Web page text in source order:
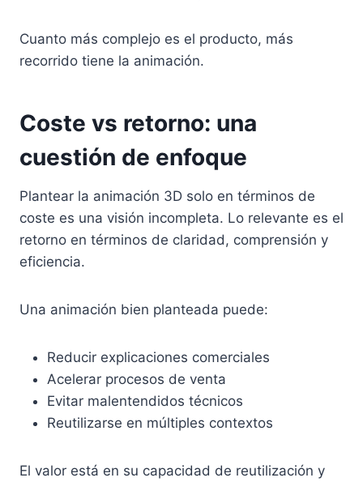
Cuanto más complejo es el producto, más
recorrido tiene la animación.
Coste vs retorno: una
cuestión de enfoque
Plantear la animación 3D solo en términos de
coste es una visión incompleta. Lo relevante es el
retorno en términos de claridad, comprensión y
eficiencia.
Una animación bien planteada puede:
Reducir explicaciones comerciales
Acelerar procesos de venta
Evitar malentendidos técnicos
Reutilizarse en múltiples contextos
El valor está en su capacidad de reutilización y